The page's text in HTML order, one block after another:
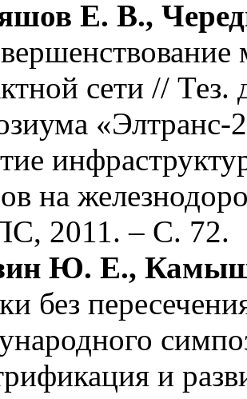
Е. В.,
сети //
«Элтранс-
на
2011. – С. 72.
Ю. Е.,
без
и